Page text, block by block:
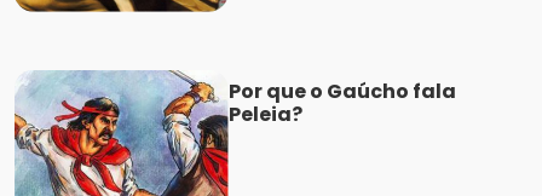
Por que o Gaúcho fala
Peleia?